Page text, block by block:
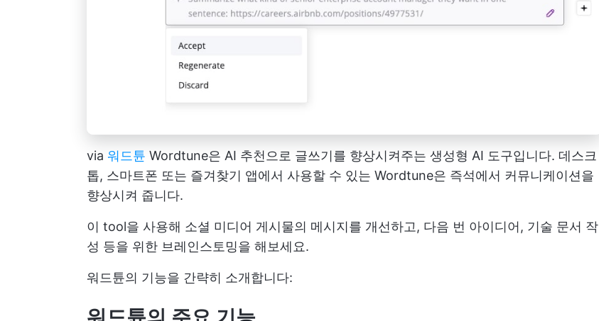
via 워드튠 Wordtune은 AI 추천으로 글쓰기를 향상시켜주는 생성형 AI 도구입니다. 데스크
톱, 스마트폰 또는 즐겨찾기 앱에서 사용할 수 있는 Wordtune은 즉석에서 커뮤니케이션을
향상시켜 줍니다.
이 tool을 사용해 소셜 미디어 게시물의 메시지를 개선하고, 다음 번 아이디어, 기술 문서 작
성 등을 위한 브레인스토밍을 해보세요.
워드튠의 기능을 간략히 소개합니다: